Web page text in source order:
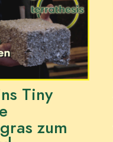
Tiny
zum